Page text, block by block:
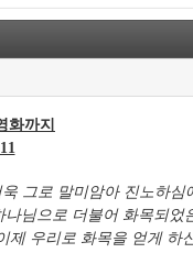
화까지
그로 말미암아 진노하심
님으로 더불어 화목되었
제 우리로 화목을 얻게 하